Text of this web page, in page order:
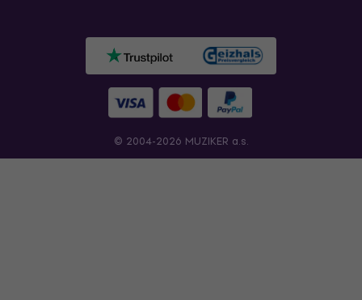
© 2004-2026 MUZIKER a.s.